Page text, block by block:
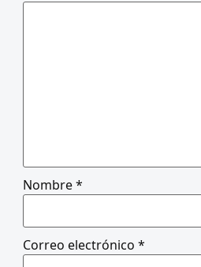
Nombre*
Correo electrónico *